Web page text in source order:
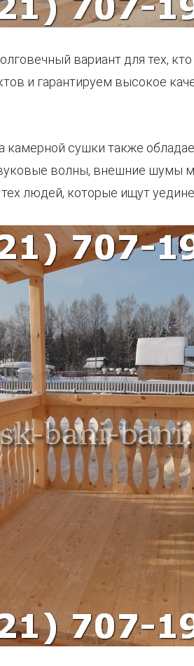
вариант для тех,
и гарантируем высокое
сушки также
волны, внешние шумы
людей, которые ищут